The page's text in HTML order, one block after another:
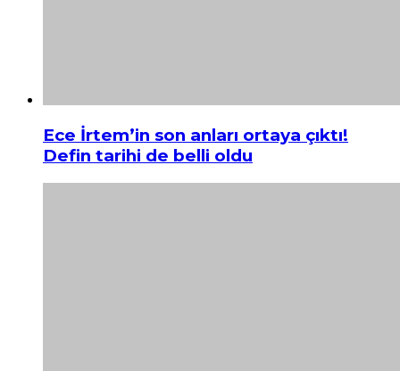
Ece İrtem’in son anları ortaya çıktı!
Defin tarihi de belli oldu